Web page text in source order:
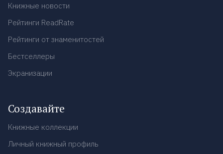
Книжные новости
Рейтинги ReadRate
Рейтинги от знаменитостей
Бестселлеры
Экранизации
Создавайте
Книжные коллекции
Личный книжный профиль